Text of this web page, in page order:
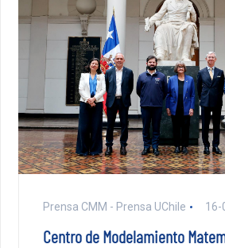
Prensa CMM - Prensa UChile 16-
Centro de Modelamiento